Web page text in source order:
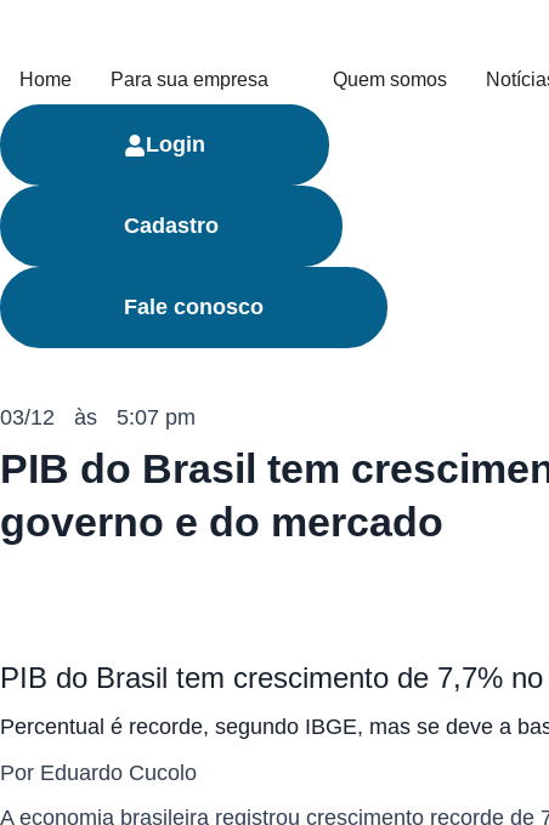
Home Para sua empresa Quem somos
Login
Cadastro
Fale conosco
03/12 às 5:07 pm
PIB do Brasil tem
governo e do mercado
PIB do Brasil tem crescimento de 7,7%
Percentual é recorde, segundo IBGE, mas se deve a
Por Eduardo Cucolo
A economia brasileira registrou crescimento recorde